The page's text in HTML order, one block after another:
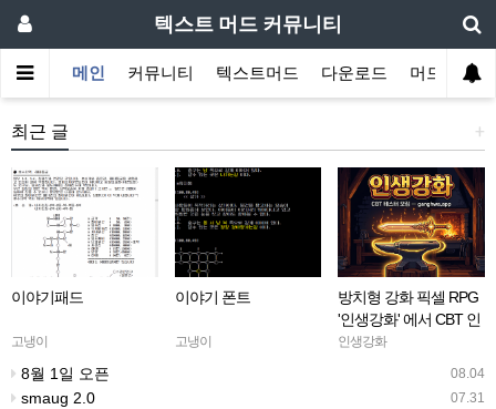
텍스트 머드 커뮤니티
메인 커뮤니티 텍스트머드 다운로드 머드 잡담
+
최근 글
이야기패드
고냉이
이야기 폰트
고냉이
방치형 강화 픽셀 RPG
'인생강화' 에서 CBT 인
원을 모집합니다.
인생강화
08.04
8월 1일 오픈
07.31
smaug 2.0